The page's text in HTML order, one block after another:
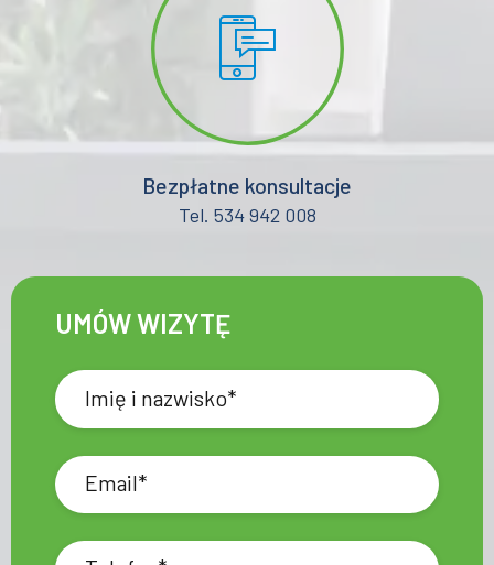
Bezpłatne konsultacje
Tel. 534 942 008
UMÓW WIZYTĘ